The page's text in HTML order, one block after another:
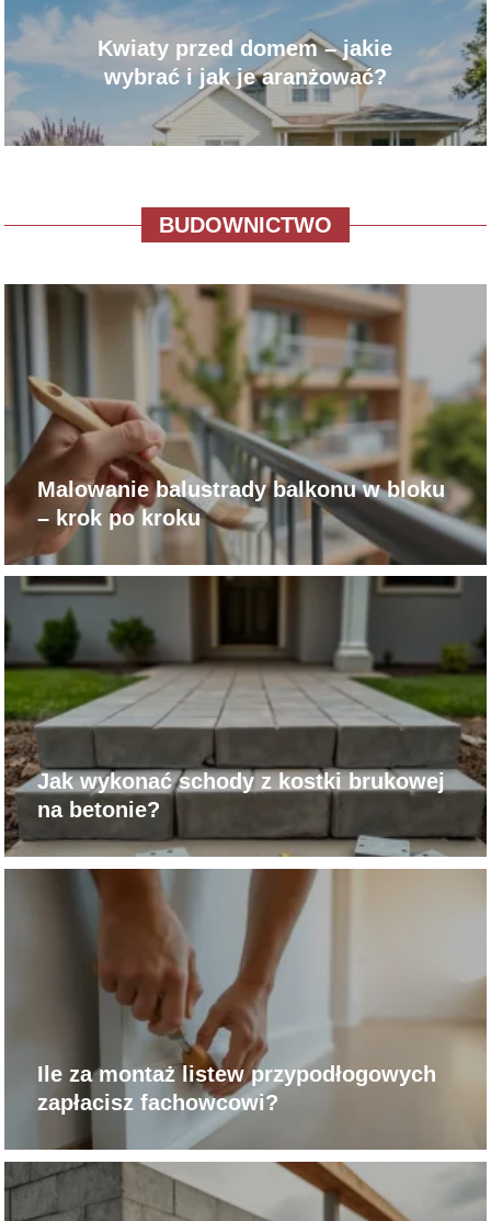
Kwiaty przed domem – jakie
wybrać i jak je aranżować?
BUDOWNICTWO
Malowanie balustrady balkonu w bloku
– krok po kroku
Jak wykonać schody z kostki brukowej
na betonie?
Ile za montaż listew przypodłogowych
zapłacisz fachowcowi?